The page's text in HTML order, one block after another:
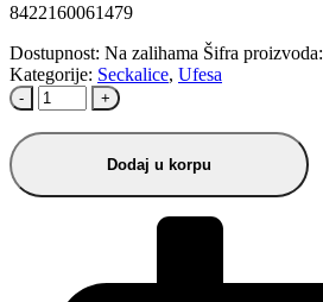
8422160061479
Dostupnost: Na zalihama Šifra proizvoda:
Kategorije: Seckalice, Ufesa
- +
Dodaj u korpu